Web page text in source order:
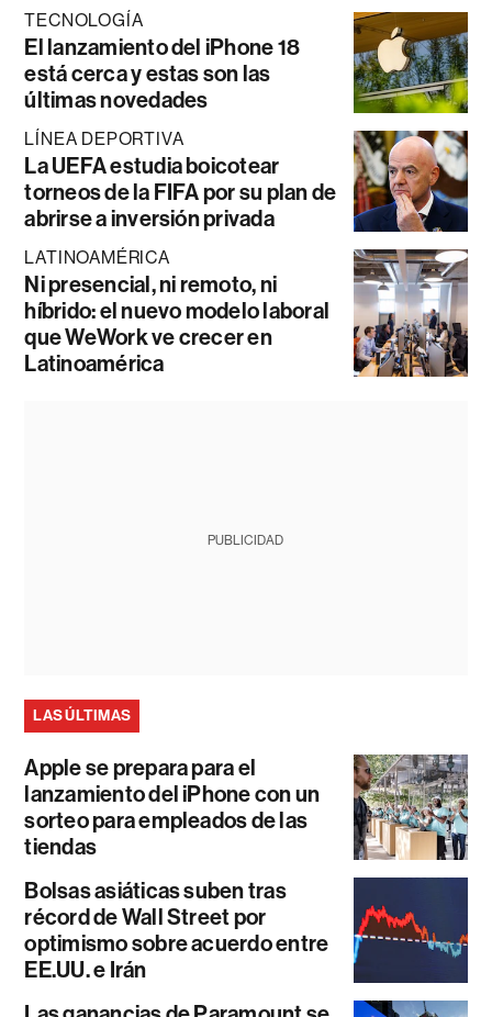
TECNOLOGÍA
El lanzamiento del iPhone 18
está cerca y estas son las
últimas novedades
LÍNEA DEPORTIVA
La UEFA estudia boicotear
torneos de la FIFA por su plan de
abrirse a inversión privada
LATINOAMÉRICA
Ni presencial, ni remoto, ni
híbrido: el nuevo modelo laboral
que WeWork ve crecer en
Latinoamérica
PUBLICIDAD
LAS ÚLTIMAS
Apple se prepara para el
lanzamiento del iPhone con un
sorteo para empleados de las
tiendas
Bolsas asiáticas suben tras
récord de Wall Street por
optimismo sobre acuerdo entre
EE.UU. e Irán